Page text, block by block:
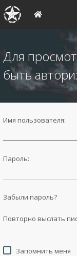
Для
быть
Имя пользователя:
Пароль:
Забыли пароль?
Повторно выслать
Запомнить меня